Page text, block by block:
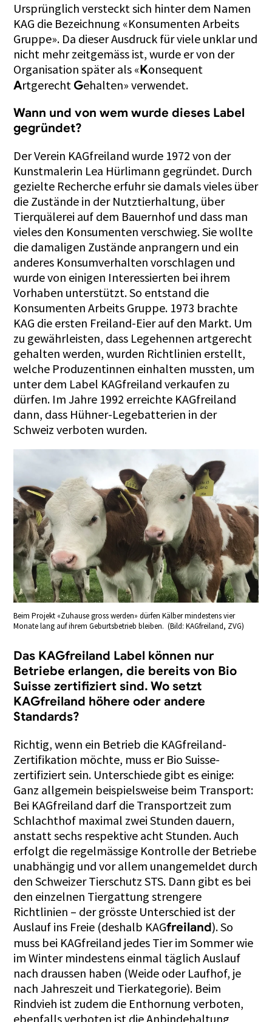
Ursprünglich versteckt sich hinter dem Namen
KAG die Bezeichnung «Konsumenten Arbeits
Gruppe». Da dieser Ausdruck für viele unklar und
nicht mehr zeitgemäss ist, wurde er von der
Organisation später als «Konsequent
Artgerecht Gehalten» verwendet.
Wann und von wem wurde dieses Label
gegründet?
Der Verein KAGfreiland wurde 1972 von der
Kunstmalerin Lea Hürlimann gegründet. Durch
gezielte Recherche erfuhr sie damals vieles über
die Zustände in der Nutztierhaltung, über
Tierquälerei auf dem Bauernhof und dass man
vieles den Konsumenten verschwieg. Sie wollte
die damaligen Zustände anprangern und ein
anderes Konsumverhalten vorschlagen und
wurde von einigen Interessierten bei ihrem
Vorhaben unterstützt. So entstand die
Konsumenten Arbeits Gruppe. 1973 brachte
KAG die ersten Freiland-Eier auf den Markt. Um
zu gewährleisten, dass Legehennen artgerecht
gehalten werden, wurden Richtlinien erstellt,
welche Produzentinnen einhalten mussten, um
unter dem Label KAGfreiland verkaufen zu
dürfen. Im Jahre 1992 erreichte KAGfreiland
dann, dass Hühner-Legebatterien in der
Schweiz verboten wurden.
Beim Projekt «Zuhause gross werden» dürfen Kälber mindestens vier
Monate lang auf ihrem Geburtsbetrieb bleiben. (Bild: KAGfreiland, ZVG)
Das KAGfreiland Label können nur
Betriebe erlangen, die bereits von Bio
Suisse zertifiziert sind. Wo setzt
KAGfreiland höhere oder andere
Standards?
Richtig, wenn ein Betrieb die KAGfreiland-
Zertifikation möchte, muss er Bio Suisse-
zertifiziert sein. Unterschiede gibt es einige:
Ganz allgemein beispielsweise beim Transport:
Bei KAGfreiland darf die Transportzeit zum
Schlachthof maximal zwei Stunden dauern,
anstatt sechs respektive acht Stunden. Auch
erfolgt die regelmässige Kontrolle der Betriebe
unabhängig und vor allem unangemeldet durch
den Schweizer Tierschutz STS. Dann gibt es bei
den einzelnen Tiergattung strengere
Richtlinien – der grösste Unterschied ist der
Auslauf ins Freie (deshalb KAGfreiland). So
muss bei KAGfreiland jedes Tier im Sommer wie
im Winter mindestens einmal täglich Auslauf
nach draussen haben (Weide oder Laufhof, je
nach Jahreszeit und Tierkategorie). Beim
Rindvieh ist zudem die Enthornung verboten,
ebenfalls verboten ist die Anbindehaltung